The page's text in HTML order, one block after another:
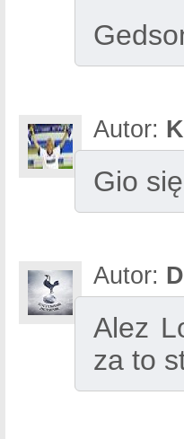
Autor:
Gio
Autor:
Alez
za to